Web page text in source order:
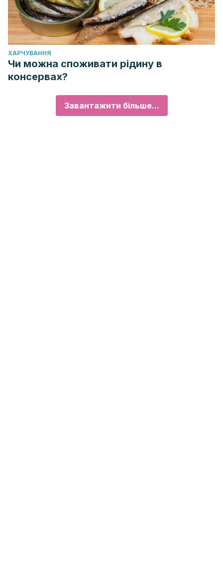
ХАРЧУВАННЯ
Чи можна споживати рідину в
консервах?
Завантажити більше...